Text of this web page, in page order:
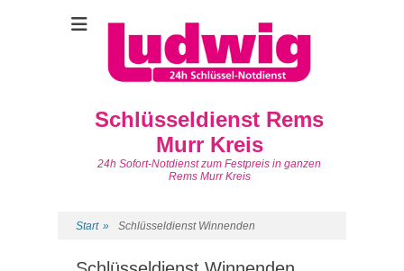
Schlüsseldienst Rems
Murr Kreis
24h Sofort-Notdienst zum Festpreis in ganzen
Rems Murr Kreis
Start » Schlüsseldienst Winnenden